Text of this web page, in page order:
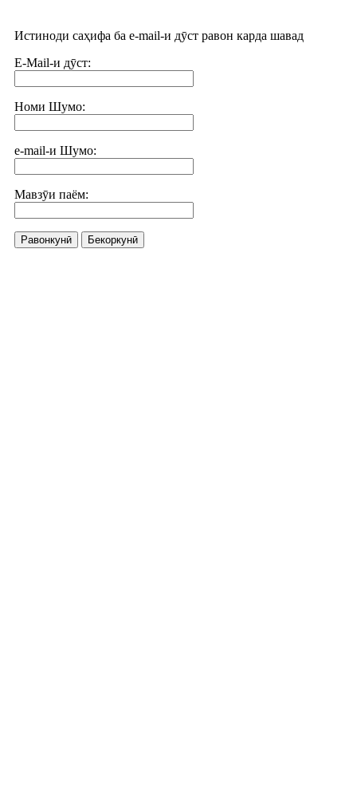
Истиноди саҳифа ба e-mail-и дӯст равон карда шавад
E-Mail-и дӯст:
Номи Шумо:
e-mail-и Шумо:
Мавзӯи паём:
Равонкунӣ Бекоркунӣ